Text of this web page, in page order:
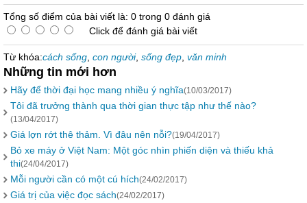
Tổng số điểm của bài viết là: 0 trong 0 đánh giá
Click để đánh giá bài viết
Từ khóa:cách sống con người, sống đẹp văn minh
Những tin mới hơn
Hãy để thời đại học mang nhiều ý nghĩa(10/03/2017)
Tôi đã trưởng thành qua thời gian thực tập như thế nào?
(13/04/2017)
Giá lợn rớt thê thảm. Vì đâu nên nỗi?(19/04/2017)
Bỏ xe máy ở Việt Nam: Một góc nhìn phiến diện và thiếu khả
thi(24/04/2017)
Mỗi người cần có một cú hích(24/02/2017)
Giá trị của việc đọc sách(24/02/2017)